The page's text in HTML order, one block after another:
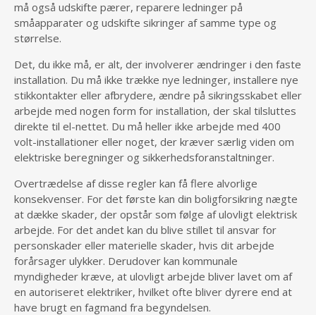
må også udskifte pærer, reparere ledninger på
småapparater og udskifte sikringer af samme type og
størrelse.
Det, du ikke må, er alt, der involverer ændringer i den faste
installation. Du må ikke trække nye ledninger, installere nye
stikkontakter eller afbrydere, ændre på sikringsskabet eller
arbejde med nogen form for installation, der skal tilsluttes
direkte til el-nettet. Du må heller ikke arbejde med 400
volt-installationer eller noget, der kræver særlig viden om
elektriske beregninger og sikkerhedsforanstaltninger.
Overtrædelse af disse regler kan få flere alvorlige
konsekvenser. For det første kan din boligforsikring nægte
at dække skader, der opstår som følge af ulovligt elektrisk
arbejde. For det andet kan du blive stillet til ansvar for
personskader eller materielle skader, hvis dit arbejde
forårsager ulykker. Derudover kan kommunale
myndigheder kræve, at ulovligt arbejde bliver lavet om af
en autoriseret elektriker, hvilket ofte bliver dyrere end at
have brugt en fagmand fra begyndelsen.